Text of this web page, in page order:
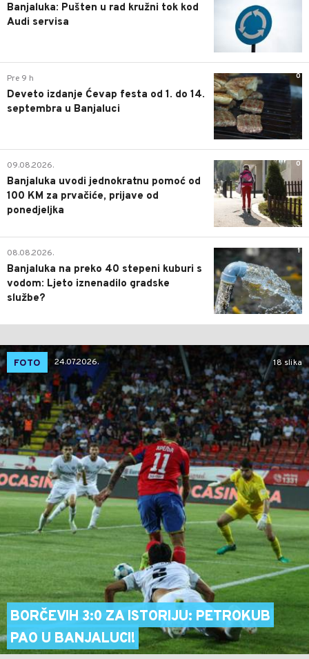
Banjaluka: Pušten u rad kružni tok kod
Audi servisa
0
Pre 9 h
Deveto izdanje Ćevap festa od 1. do 14.
septembra u Banjaluci
0
09.08.2026.
Banjaluka uvodi jednokratnu pomoć od
100 KM za prvačiće, prijave od
ponedjeljka
1
08.08.2026.
Banjaluka na preko 40 stepeni kuburi s
vodom: Ljeto iznenadilo gradske
službe?
FOTO 24.07.2026. 18 slika
BORČEVIH 3:0 ZA ISTORIJU: PETROKUB
PAO U BANJALUCI!